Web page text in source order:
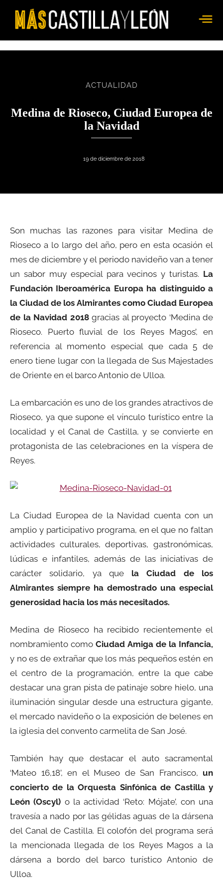
ACTUALIDAD
Medina de Rioseco, Ciudad Europea de
la Navidad
19 de diciembre de 2018
Son muchas las razones para visitar Medina de
Rioseco a lo largo del año, pero en esta ocasión el
mes de diciembre y el periodo navideño van a tener
un sabor muy especial para vecinos y turistas. La
Fundación Iberoamérica Europa ha distinguido a
la Ciudad de los Almirantes como Ciudad Europea
de la Navidad 2018gracias al proyecto ‘Medina de
Rioseco. Puerto fluvial de los Reyes Magos’, en
referencia al momento especial que cada 5 de
enero tiene lugar con la llegada de Sus Majestades
de Oriente en el barco Antonio de Ulloa.
La embarcación es uno de los grandes atractivos de
Rioseco, ya que supone el vínculo turístico entre la
localidad y el Canal de Castilla, y se convierte en
protagonista de las celebraciones en la víspera de
Reyes.
La Ciudad Europea de la Navidad cuenta con un
amplio y participativo programa, en el que no faltan
actividades culturales, deportivas, gastronómicas,
lúdicas e infantiles, además de las iniciativas de
carácter solidario, ya que la Ciudad de los
Almirantes siempre ha demostrado una especial
generosidad hacia los más necesitados.
Medina de Rioseco ha recibido recientemente el
nombramiento comoCiudad Amiga de la Infancia,
y no es de extrañar que los más pequeños estén en
el centro de la programación, entre la que cabe
destacar una gran pista de patinaje sobre hielo, una
iluminación singular desde una estructura gigante,
el mercado navideño o la exposición de belenes en
la iglesia del convento carmelita de San José.
También hay que destacar el auto sacramental
‘Mateo 16,18’, en el Museo de San Francisco, un
concierto de la Orquesta Sinfónica de Castilla y
León (Oscyl) o la actividad ‘Reto: Mójate’, con una
travesía a nado por las gélidas aguas de la dársena
del Canal de Castilla. El colofón del programa será
la mencionada llegada de los Reyes Magos a la
dársena a bordo del barco turístico Antonio de
Ulloa.